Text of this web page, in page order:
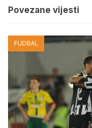
Povezane vijesti
FUDBAL